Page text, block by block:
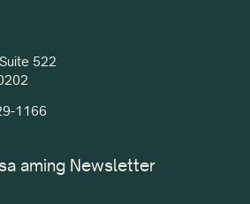
522
1166
aming Newsletter